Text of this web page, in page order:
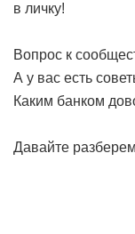
в личку!
Вопрос к
А у вас есть
Каким банком
Давайте